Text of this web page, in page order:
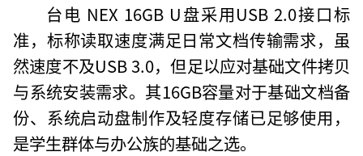
台电 NEX 16GB U盘采用USB 2.0接口标
准，标称读取速度满足日常文档传输需求，虽
然速度不及USB 3.0，但足以应对基础文件拷贝
与系统安装需求。其16GB容量对于基础文档备
份、系统启动盘制作及轻度存储已足够使用，
是学生群体与办公族的基础之选。